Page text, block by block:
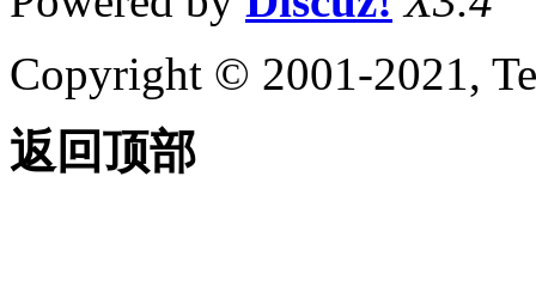
Copyright © 2001-2021,
返回顶部